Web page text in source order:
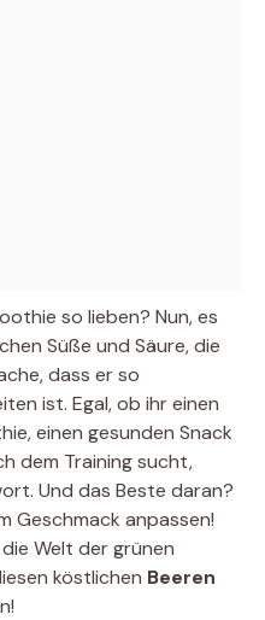
so lieben? Nun, es
Süße und Säure, die
dass er so
ist. Egal, ob ihr einen
einen gesunden Snack
dem Training sucht,
Und das Beste daran?
Geschmack anpassen!
Welt der grünen
köstlichen Beeren